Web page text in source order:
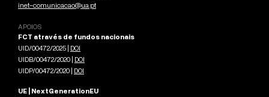
inet-comunicacao@ua.pt
APOIOS
FCT através de fundos nacionais
UID/00472/2025 | DOI
UIDB/00472/2020 | DOI
UIDP/00472/2020 | DOI
UE | NextGenerationEU